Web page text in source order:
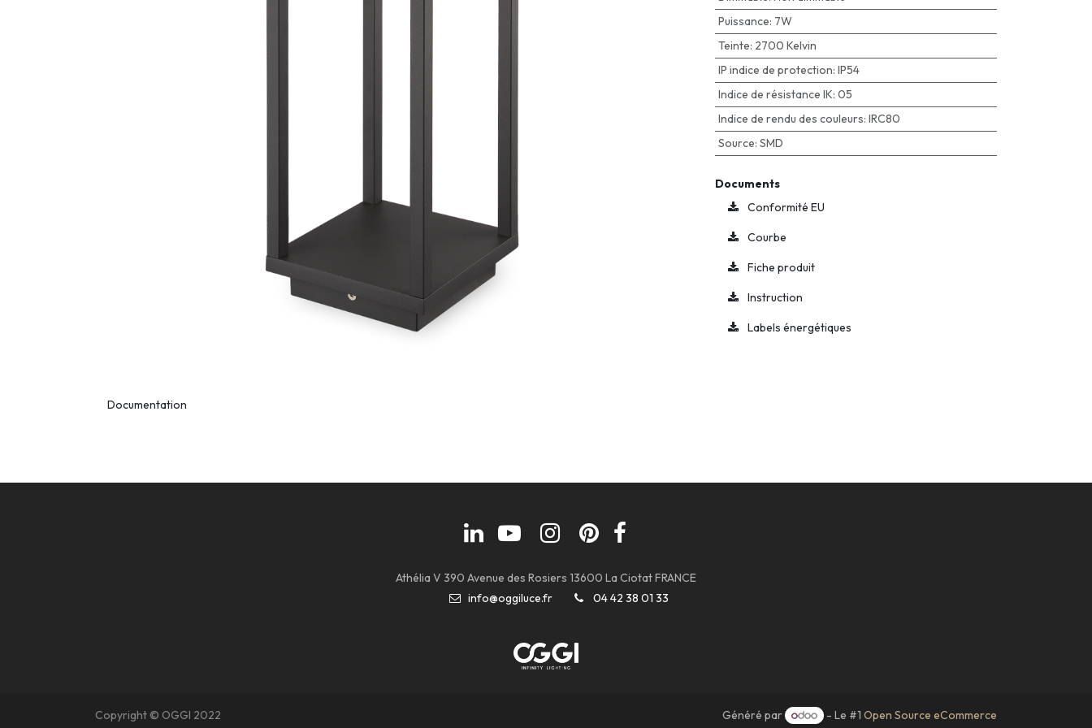
Puissance: 7W
Teinte: 2700 Kelvin
IP indice de protection:IP54
Indice de résistance IK:05
Indice de rendu des couleurs:IRC80
Source:SMD
Documents
Conformité EU
Courbe
Fiche produit
Instruction
Labels énergétiques
Documentation
Athélia V 390 Avenue des Rosiers 13600 La Ciotat FRANCE
info@oggiluce.fr
04 42 38 01 33
Copyright © OGGI 2022 Généré par - Le #1 Open Source eCommerce